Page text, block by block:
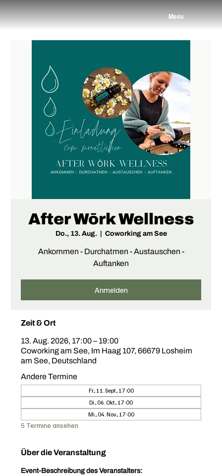
Menu
After Wōrk Wellness
Do., 13. Aug.
  |
Coworking am See
Ankommen - Durchatmen - Austauschen -
Auftanken
Anmelden
Zeit & Ort
13. Aug. 2026, 17:00 – 19:00
Coworking am See, Im Haag 107, 66679 Losheim
am See, Deutschland
Andere Termine
Fr., 11. Sept., 17:00
Di., 06. Okt., 17:00
Mi., 04. Nov., 17:00
5 Termine ansehen
Über die Veranstaltung
Event-Beschreibung des Veranstalters: